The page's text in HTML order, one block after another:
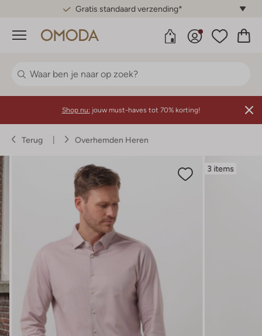
Gratis standaard verzending*
Menu
Shop nu: jouw must-haves tot 70% korting!
Terug Overhemden Heren
3 items